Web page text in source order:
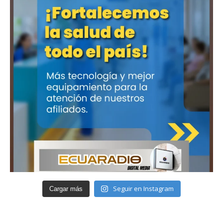
Cargar más Seguir en Instagram